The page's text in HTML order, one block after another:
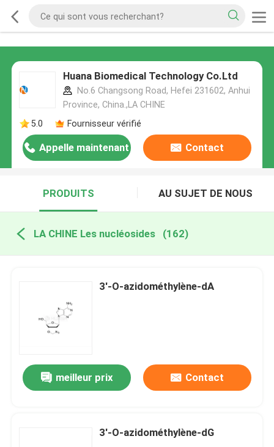
Huana Biomedical Technology Co.Ltd
No.6 Changsong Road, Hefei 231602, Anhui
Province, China.,LA CHINE
5.0
Fournisseur vérifié
Appelle maintenant Contact
PRODUITS AU SUJET DE NOUS
LA CHINE Les nucléosides (162)
3'-O-azidométhylène-dA
meilleur prix Contact
3'-O-azidométhylène-dG